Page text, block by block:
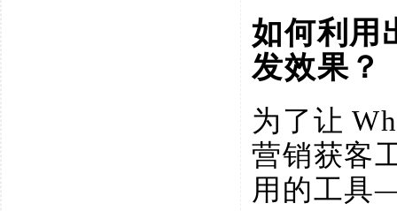
如何利用
发效果？
为了让
营销获客
用的工具